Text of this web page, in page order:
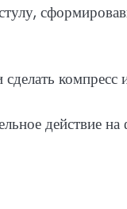
компресс
действие на